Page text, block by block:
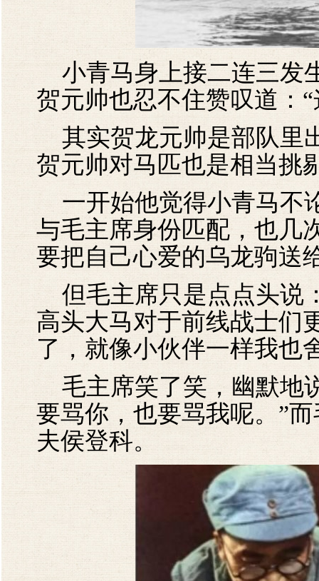
小青马身上接二连三发
贺元帅也忍不住赞叹道：
其实贺龙元帅是部队里
贺元帅对马匹也是相当挑
一开始他觉得小青马不
与毛主席身份匹配，也几
要把自己心爱的乌龙驹送
但毛主席只是点点头说
高头大马对于前线战士们
了，就像小伙伴一样我也
毛主席笑了笑，幽默地
要骂你，也要骂我呢。”
夫侯登科。